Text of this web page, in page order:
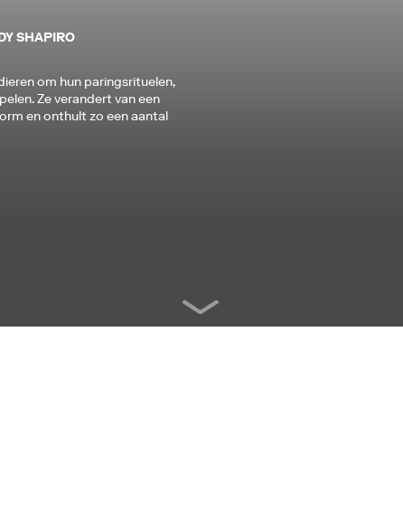
SHAPIRO
om hun paringsrituelen,
Ze verandert van een
en onthult zo een aantal